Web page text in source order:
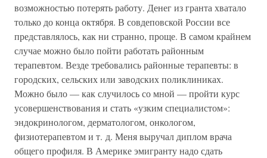
возможностью потерять работу. Денег из гранта хватало
только до конца октября. В совдеповской России все
представлялось, как ни странно, проще. В самом крайнем
случае можно было пойти работать районным
терапевтом. Везде требовались районные терапевты: в
городских, сельских или заводских поликлиниках.
Можно было — как случилось со мной — пройти курс
усовершенствования и стать «узким специалистом»:
эндокринологом, дерматологом, онкологом,
физиотерапевтом и т. д. Меня выручал диплом врача
общего профиля. В Америке эмигранту надо сдать